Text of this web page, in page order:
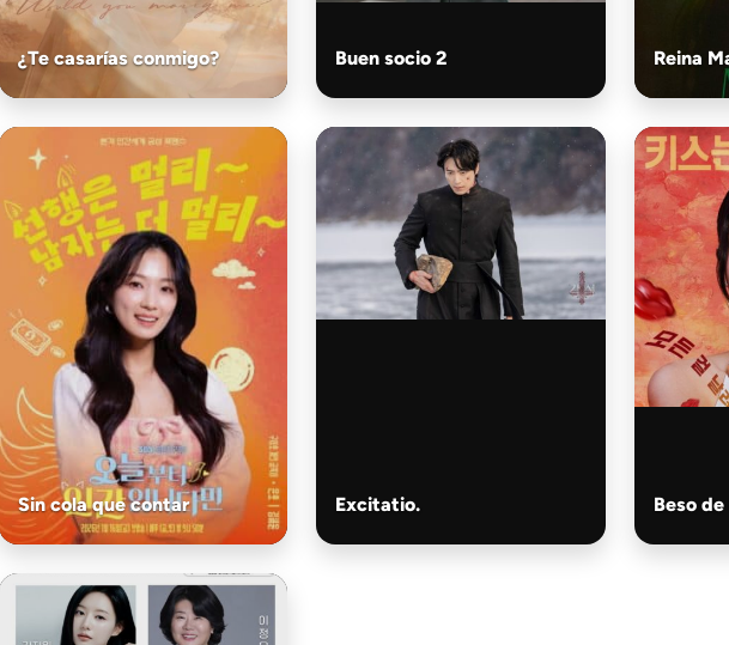
¿Te casarías conmigo? Buen socio 2 Reina
Sin cola que contar Excitatio. Beso